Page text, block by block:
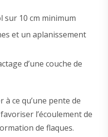
sur 10 cm minimum
et un aplanissement
d’une couche de
ce qu’une pente de
l’écoulement de
de flaques.